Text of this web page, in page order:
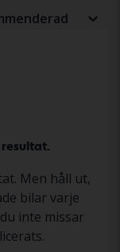
Men håll ut,
bilar varje
inte missar